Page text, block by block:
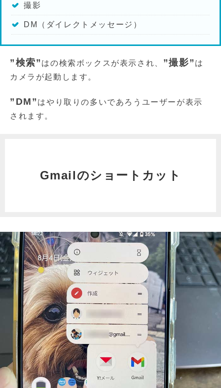
撮影
DM（ダイレクトメッセージ）
”検索” はの検索ボックスが表示され、 ”撮影” は
カメラが起動します。
”DM” はやり取りの多いであろうユーザーが表示
されます。
Gmailのショートカット